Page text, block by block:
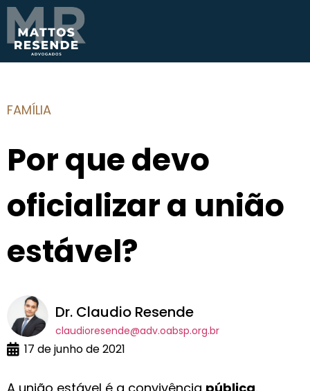
FAMÍLIA
Por que devo
oficializar a união
estável?
Dr. Claudio Resende
claudioresende@adv.oabsp.org.br
17 de junho de 2021